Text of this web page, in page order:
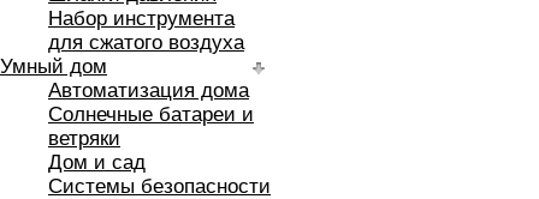
Набор инструмента
для сжатого воздуха
Умный дом
Автоматизация дома
Солнечные батареи и
ветряки
Дом и сад
Системы безопасности